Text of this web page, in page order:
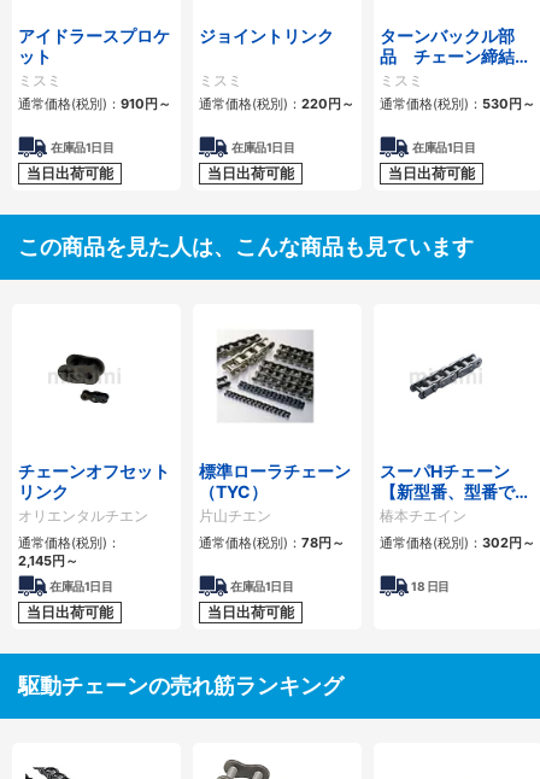
アイドラースプロケ
ット
ミスミ
通常価格(税別)： 910円～
在庫品1日目
当日出荷可能
ジョイントリンク
ミスミ
通常価格(税別)： 220円～
在庫品1日目
当日出荷可能
ターンバックル部
品 チェーン締結
用 スタンダードタ
イプ・ロングタイプ
ミスミ
通常価格(税別)： 530円～
在庫品1日目
当日出荷可能
この商品を見た人は、こんな商品も見ています
チェーンオフセット
リンク
オリエンタルチエン
通常価格(税別)：
2,145円～
在庫品1日目
当日出荷可能
標準ローラチェーン
（TYC）
片山チエン
通常価格(税別)： 78円～
在庫品1日目
当日出荷可能
スーパHチェーン
【新型番、型番でリ
ンク数指定】
椿本チエイン
通常価格(税別)： 302円～
18 日目
駆動チェーンの売れ筋ランキング